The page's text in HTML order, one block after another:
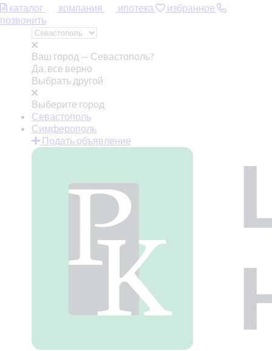
каталог компания ипотека
избранное
позвонить
Ваш город — Севастополь?
Да, все верно
Выбрать другой
Выберите город
Севастополь
Симферополь
Подать объявление